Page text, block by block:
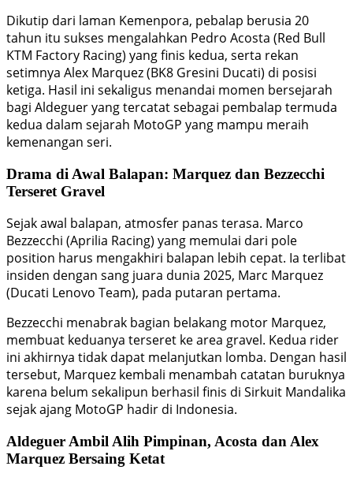
Dikutip dari laman Kemenpora, pebalap berusia 20
tahun itu sukses mengalahkan Pedro Acosta (Red Bull
KTM Factory Racing) yang finis kedua, serta rekan
setimnya Alex Marquez (BK8 Gresini Ducati) di posisi
ketiga. Hasil ini sekaligus menandai momen bersejarah
bagi Aldeguer yang tercatat sebagai pembalap termuda
kedua dalam sejarah MotoGP yang mampu meraih
kemenangan seri.
Drama di Awal Balapan: Marquez dan Bezzecchi
Terseret Gravel
Sejak awal balapan, atmosfer panas terasa. Marco
Bezzecchi (Aprilia Racing) yang memulai dari pole
position harus mengakhiri balapan lebih cepat. Ia terlibat
insiden dengan sang juara dunia 2025, Marc Marquez
(Ducati Lenovo Team), pada putaran pertama.
Bezzecchi menabrak bagian belakang motor Marquez,
membuat keduanya terseret ke area gravel. Kedua rider
ini akhirnya tidak dapat melanjutkan lomba. Dengan hasil
tersebut, Marquez kembali menambah catatan buruknya
karena belum sekalipun berhasil finis di Sirkuit Mandalika
sejak ajang MotoGP hadir di Indonesia.
Aldeguer Ambil Alih Pimpinan, Acosta dan Alex
Marquez Bersaing Ketat